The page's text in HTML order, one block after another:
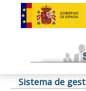
Sistema de